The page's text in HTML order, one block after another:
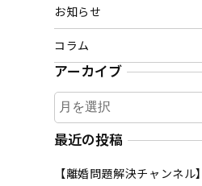
お知らせ
コラム
アーカイブ
ア
ー
カ
ブ
最近の投稿
【離婚問題解決チャンネル】